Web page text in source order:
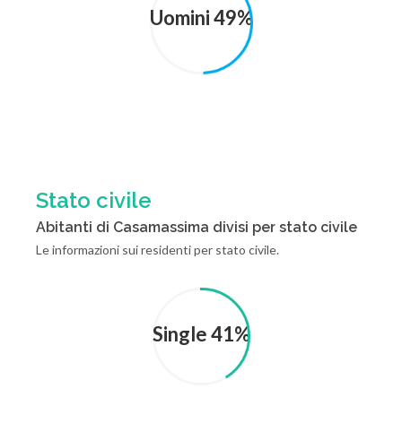
Uomini 49%
Stato civile
Abitanti di Casamassima divisi per stato civile
Le informazioni sui residenti per stato civile.
Single 41%